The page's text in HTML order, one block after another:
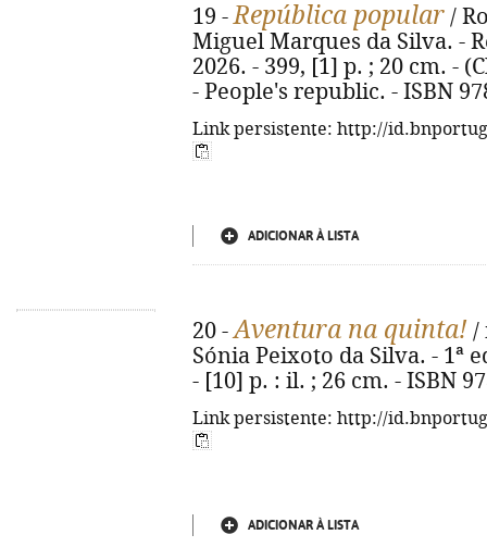
19 -República popular /
Miguel Marques da Silva. -
2026. - 399, [1] p. ; 20 cm. -
- People's republic. - ISBN
Link persistente: http://
ADICIONAR À LISTA
20 -Aventura na quinta! /
Sónia Peixoto da Silva. - 1ª
- [10] p. : il. ; 26 cm. - ISBN
Link persistente: http://
ADICIONAR À LISTA